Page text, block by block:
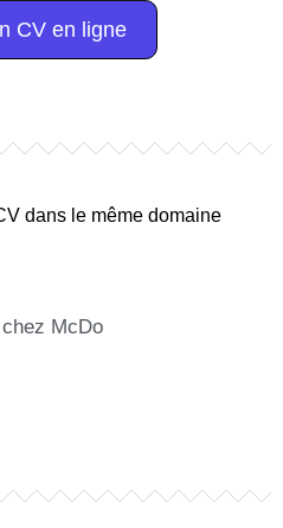
CV en ligne
dans le même domaine
McDo